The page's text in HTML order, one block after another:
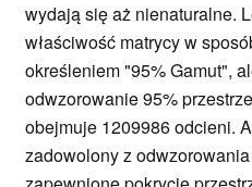
wydają się aż nienaturalne.
właściwość matrycy w
określeniem "95% Gamut",
odwzorowanie 95%
obejmuje 1209986 odcieni.
zadowolony z